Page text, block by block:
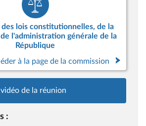
des lois constitutionnelles, de la
l'administration générale de la
République
à la page de la commission
de la réunion
: